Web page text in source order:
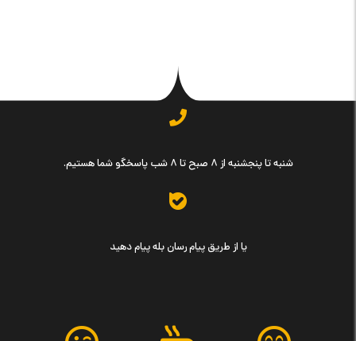
شنبه تا پنجشنبه از ۸ صبح تا ۸ شب پاسخگو شما هستیم.
یا از طریق پیام رسان بله پیام دهید